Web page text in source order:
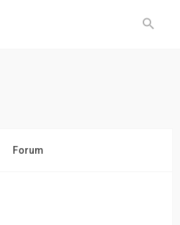
Forum